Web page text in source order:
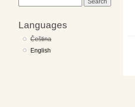
Languages
Čeština
English